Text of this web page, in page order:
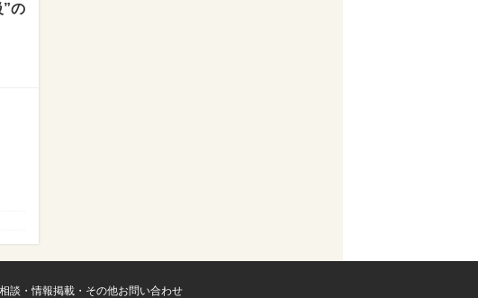
”の
談・情報掲載・その他お問い合わせ